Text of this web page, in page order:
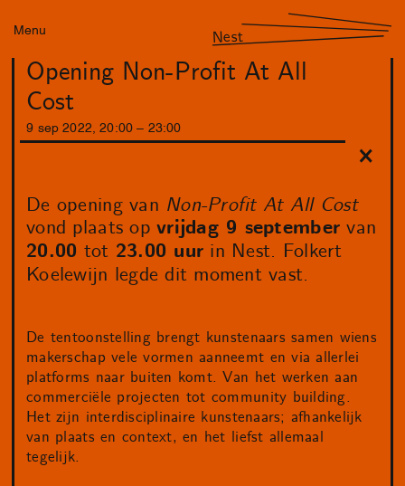
Menu Nest
Opening Non-Profit At All
Cost
9 sep 2022 ,20 :00 23 :00
De opening van Non-Profit At All Cost
vond plaats opvrijdag 9 september van
20.00 tot 23.00 uur in Nest. Folkert
Koelewijn legde dit moment vast.
De tentoonstelling brengt kunstenaars samen wiens
makerschap vele vormen aanneemt en via allerlei
platforms naar buiten komt. Van het werken aan
commerciële projecten tot community building.
Het zijn interdisciplinaire kunstenaars; afhankelijk
van plaats en context, en het liefst allemaal
tegelijk.